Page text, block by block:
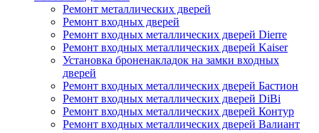
Ремонт металлических дверей
Ремонт входных дверей
Ремонт входных металлических дверей Dierre
Ремонт входных металлических дверей Kaiser
Установка броненакладок на замки входных
дверей
Ремонт входных металлических дверей Бастион
Ремонт входных металлических дверей DiBi
Ремонт входных металлических дверей Контур
Ремонт входных металлических дверей Валиант